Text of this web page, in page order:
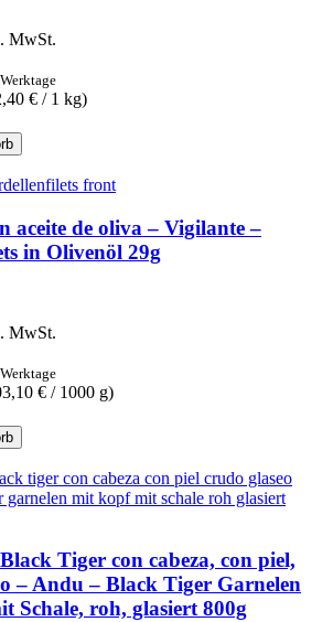
MwSt.
€ / 1 kg)
aceite de oliva – Vigilante –
in Olivenöl 29g
MwSt.
€ / 1000 g)
Tiger con cabeza, con piel,
– Andu – Black Tiger Garnelen
Schale, roh, glasiert 800g